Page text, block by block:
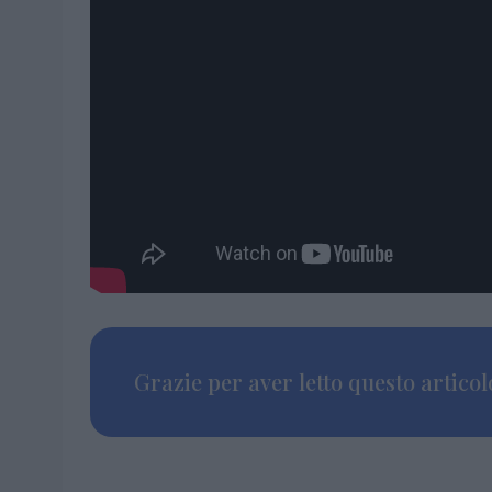
Grazie per aver letto questo